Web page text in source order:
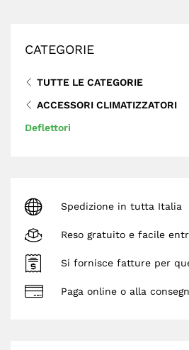
CATEGORIE
TUTTE LE CATEGORIE
ACCESSORI CLIMATIZZATORI
Deflettori
Spedizione in tutta Italia
Reso gratuito e facile
Si fornisce fatture per
Paga online o alla